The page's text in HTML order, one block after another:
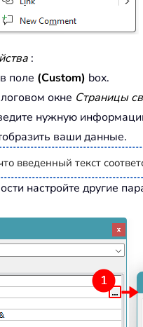
:
поле (Custom) box.
окне Страницы
нужную
ваши данные.
введенный текст
настройте другие